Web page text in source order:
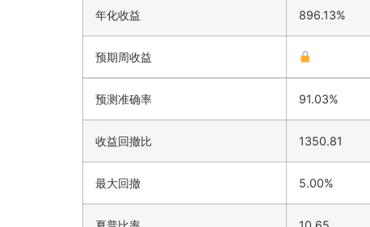
年化收益 896.13%
预期周收益
预测准确率 91.03%
收益回撤比 1350.81
最大回撤 5.00%